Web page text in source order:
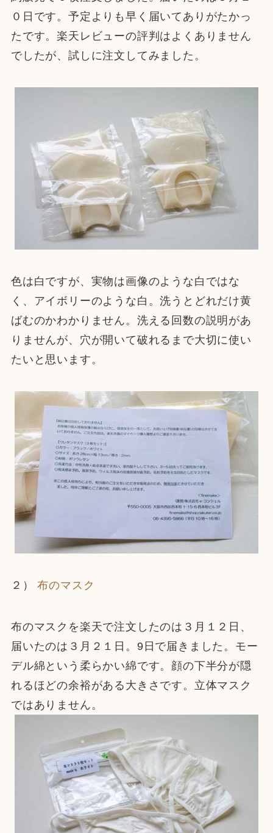
０日です。予定よりも早く届いてありがたかっ
たです。楽天レビューの評判はよくありません
でしたが、試しに注文してみました。
色は白ですが、実物は画像のような白ではな
く、アイボリーのような白。洗うとどれだけ黄
ばむのかわかりません。洗える回数の説明があ
りませんが、穴が開いて破れるまで大切に使い
たいと思います。
２）布のマスク
布のマスクを楽天で注文したのは３月１２日、
届いたのは３月２１日。9日で届きました。モー
デル綿という柔らかい綿です。顔の下半分が隠
れるほどの余裕がある大きさです。立体マスク
ではありません。